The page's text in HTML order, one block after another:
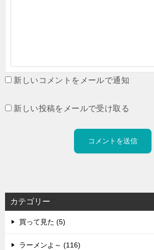
新しいコメントをメールで通知
新しい投稿をメールで受け取る
カテゴリー
買って見た (5)
ラーメンよ～ (116)